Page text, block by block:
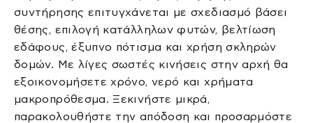
συντήρησης επιτυγχάνεται με σχεδιασμό βάσει
θέσης, επιλογή κατάλληλων φυτών, βελτίωση
εδάφους, έξυπνο πότισμα και χρήση σκληρών
δομών. Με λίγες σωστές κινήσεις στην αρχή θα
εξοικονομήσετε χρόνο, νερό και χρήματα
μακροπρόθεσμα. Ξεκινήστε μικρά,
παρακολουθήστε την απόδοση και προσαρμόστε